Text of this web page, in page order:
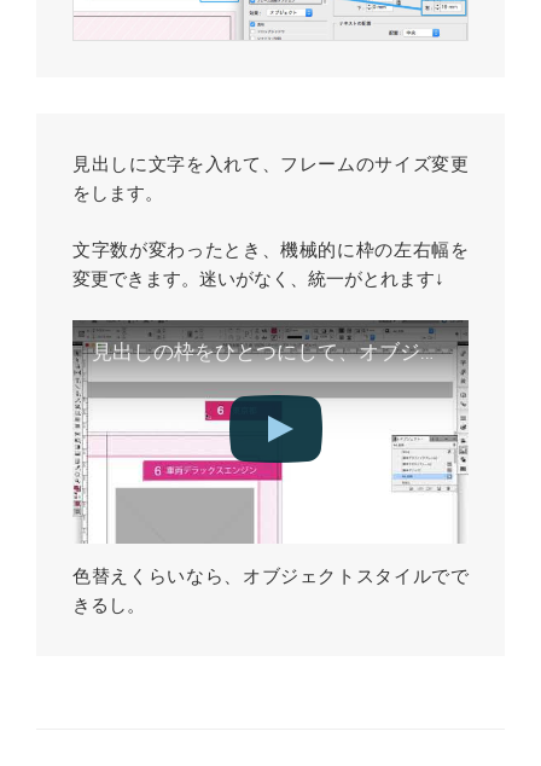
見出しに文字を入れて、フレームのサイズ変更
をします。
文字数が変わったとき、機械的に枠の左右幅を
変更できます。迷いがなく、統一がとれます↓
見出しの枠をひとつにして、オブジェクトスタイルをあてる
色替えくらいなら、オブジェクトスタイルでで
きるし。